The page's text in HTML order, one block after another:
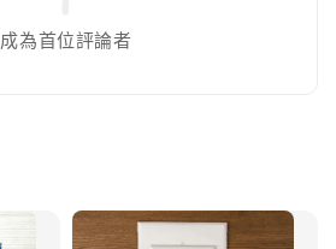
成為首位評論者